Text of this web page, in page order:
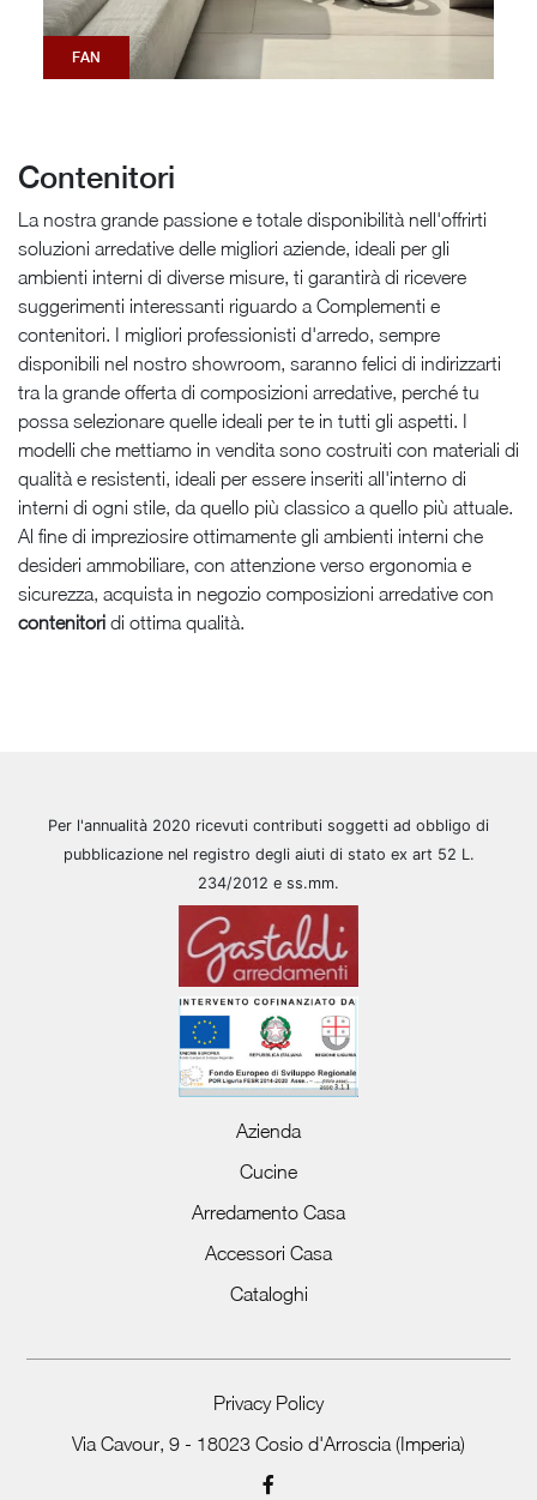
FAN
Contenitori
La nostra grande passione e totale disponibilità nell'offrirti
soluzioni arredative delle migliori aziende, ideali per gli
ambienti interni di diverse misure, ti garantirà di ricevere
suggerimenti interessanti riguardo a Complementi e
contenitori. I migliori professionisti d'arredo, sempre
disponibili nel nostro showroom, saranno felici di indirizzarti
tra la grande offerta di composizioni arredative, perché tu
possa selezionare quelle ideali per te in tutti gli aspetti. I
modelli che mettiamo in vendita sono costruiti con materiali di
qualità e resistenti, ideali per essere inseriti all'interno di
interni di ogni stile, da quello più classico a quello più attuale.
Al fine di impreziosire ottimamente gli ambienti interni che
desideri ammobiliare, con attenzione verso ergonomia e
sicurezza, acquista in negozio composizioni arredative con
contenitori di ottima qualità.
Per l'annualità 2020 ricevuti contributi soggetti ad obbligo di
pubblicazione nel registro degli aiuti di stato ex art 52 L.
234/2012 e ss.mm.
Azienda
Cucine
Arredamento Casa
Accessori Casa
Cataloghi
Privacy Policy
Via Cavour, 9 - 18023 Cosio d'Arroscia (Imperia)